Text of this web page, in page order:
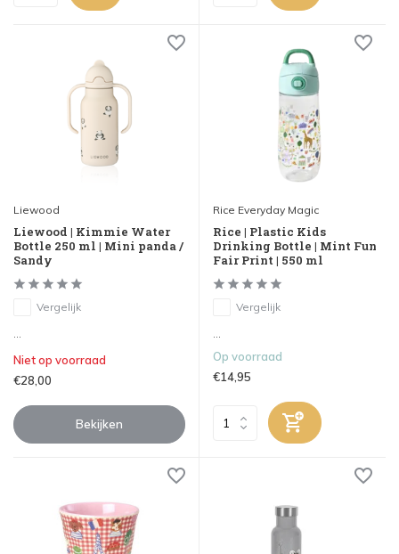
Liewood
Liewood | Kimmie Water
Bottle 250 ml | Mini panda /
Sandy
Vergelijk
Niet op voorraad
€28,00
Bekijken
Rice Everyday Magic
Rice | Plastic Kids
Drinking Bottle | Mint Fun
Fair Print | 550 ml
Vergelijk
...
Op voorraad
€14,95